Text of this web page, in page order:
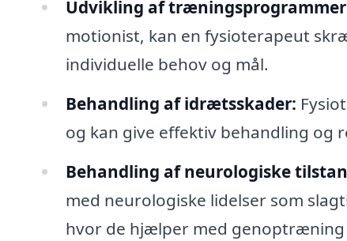
Udvikling af
motionist, kan en fysioterapeut
individuelle behov og mål.
Behandling af idrætsskader:
og kan give effektiv behandling og
Behandling af neurologiske
med neurologiske lidelser som
hvor de hjælper med